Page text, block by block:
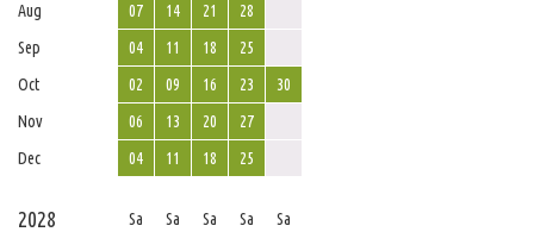
Aug
07 14 21
28
Sep
04 11 18
25
Oct
02 09 16 23
30
Nov
06 13 20
27
Dec
04 11 18 25
2028 Sa Sa Sa Sa
Sa